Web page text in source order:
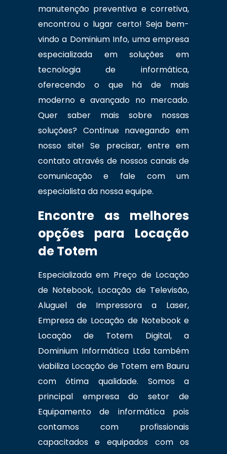
manutenção preventiva e corretiva,
encontrou o lugar certo! Seja bem-
vindo a Dominium Info, uma empresa
especializada em soluções em
tecnologia de informática,
oferecendo o que há de mais
moderno e avançado no mercado.
Quer saber mais sobre nossas
soluções? Continue navegando em
nosso site! Se precisar, entre em
contato através de nossos canais de
comunicação e fale com um
especialista da nossa equipe.
Encontre as melhores
opções para Locação
de Totem
Especializada em Preço de Locação
de Notebook, Locação de Televisão,
Aluguel de Impressora a Laser,
Empresa de Locação de Notebook e
Locação de Totem Digital, a
Dominium Informática Ltda também
viabiliza Locação de Totem em Bauru
com ótima qualidade. Somos a
principal empresa do setor de
Equipamento de informática pois
contamos com profissionais
capacitados e equipados com os